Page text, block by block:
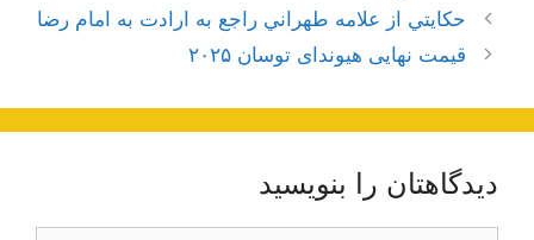
ناوبری
نوشته‌ها
حكايتي از علامه طهراني راجع به ارادت به امام رضا
قیمت نهایی هیوندای توسان ۲۰۲۵
دیدگاهتان را بنویسید